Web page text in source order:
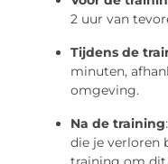
2 uur van
Tijdens de
minuten,
omgeving.
Na de training
die je verloren